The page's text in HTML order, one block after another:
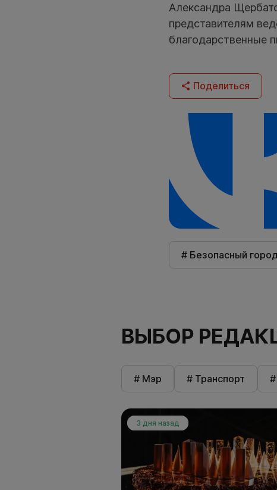
Александра
представителям
благодарственные
Поделиться
# Безопасный
ВЫБОР
# Мэр # Транспорт
3 дня назад